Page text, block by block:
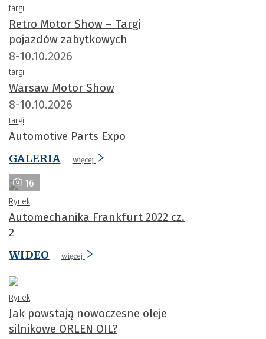
targi
Retro Motor Show – Targi
pojazdów zabytkowych
8-10.10.2026
targi
Warsaw Motor Show
8-10.10.2026
targi
Automotive Parts Expo
GALERIA
więcej
16
Rynek
Automechanika Frankfurt 2022 cz.
2
WIDEO
więcej
Rynek
Jak powstają nowoczesne oleje
silnikowe ORLEN OIL?